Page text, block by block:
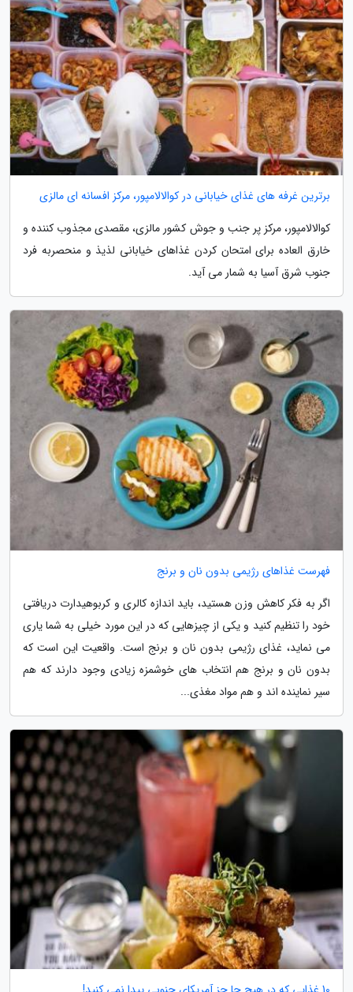
برترین غرفه های غذای خیابانی در کوالالامپور، مرکز افسانه ای مالزی
کوالالامپور، مرکز پر جنب و جوش کشور مالزی، مقصدی مجذوب کننده و
خارق العاده برای امتحان کردن غذاهای خیابانی لذیذ و منحصربه فرد
جنوب شرق آسیا به شمار می آید.
فهرست غذاهای رژیمی بدون نان و برنج
اگر به فکر کاهش وزن هستید، باید اندازه کالری و کربوهیدارت دریافتی
خود را تنظیم کنید و یکی از چیزهایی که در این مورد خیلی به شما یاری
می نماید، غذای رژیمی بدون نان و برنج است. واقعیت این است که
بدون نان و برنج هم انتخاب های خوشمزه زیادی وجود دارند که هم
سیر نماینده اند و هم مواد مغذی...